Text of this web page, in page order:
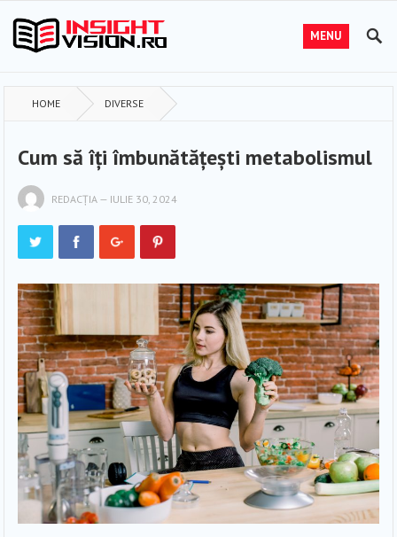
MENU
HOME DIVERSE
Cum să îți îmbunătățești metabolismul
REDACȚIA — IULIE 30, 2024